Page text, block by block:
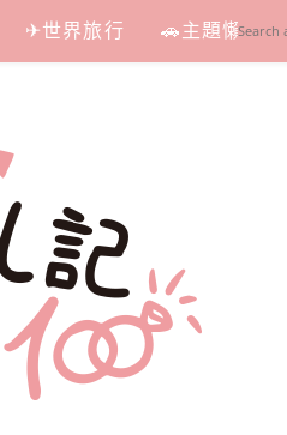
✈世界旅行 🚗主題懶人包